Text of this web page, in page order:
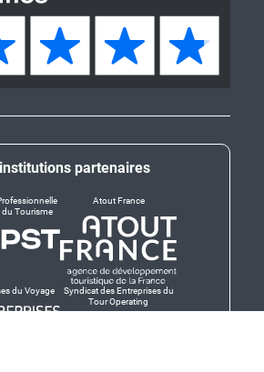
partenaires
du Tourisme
Atout France
du Voyage
Syndicat des Entreprises du
Tour Operating